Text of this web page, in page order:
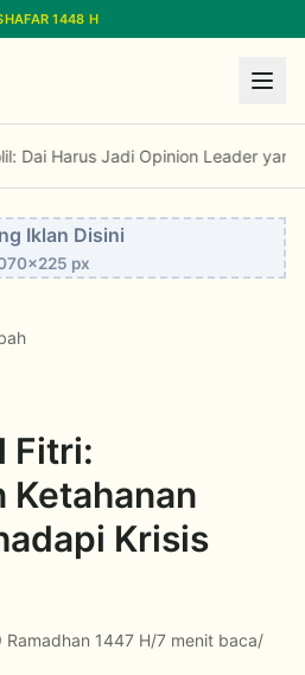
1448 H
Harus Jadi Opinion Leader yang
Iklan Disini
px
Fitri:
Ketahanan
Krisis
Ramadhan 1447 H/7 menit baca/